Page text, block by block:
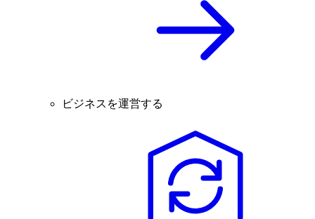
ビジネスを運営する